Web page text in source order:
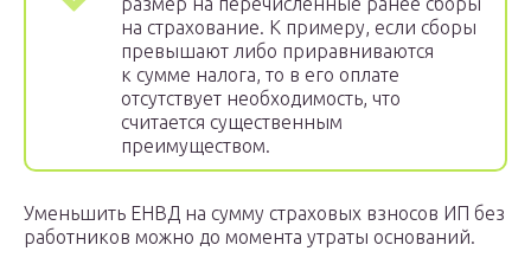
на страхование. К примеру, если сборы
превышают либо приравниваются
к сумме налога, то в его оплате
отсутствует необходимость, что
считается существенным
преимуществом.
Уменьшить ЕНВД на сумму страховых взносов ИП без
работников можно до момента утраты оснований.